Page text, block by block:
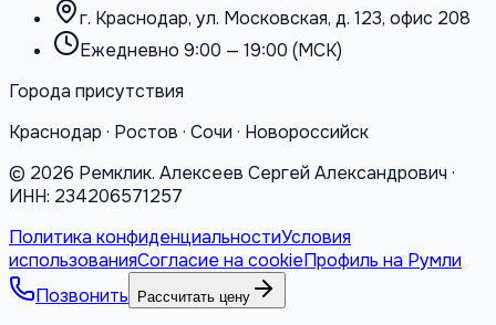
г. Краснодар, ул. Московская, д. 123, офис 208
Ежедневно 9:00 — 19:00 (МСК)
Города присутствия
Краснодар · Ростов · Сочи · Новороссийск
© 2026 Ремклик. Алексеев Сергей Александрович ·
ИНН: 234206571257
Политика конфиденциальностиУсловия
использованияСогласие на cookieПрофиль на Румли
Позвонить
Рассчитать цену